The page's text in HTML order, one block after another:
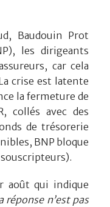
Baudouin Prot
les dirigeants
car cela
crise est latente
la fermeture de
collés avec des
de trésorerie
BNP bloque
août qui indique
réponse n’est pas